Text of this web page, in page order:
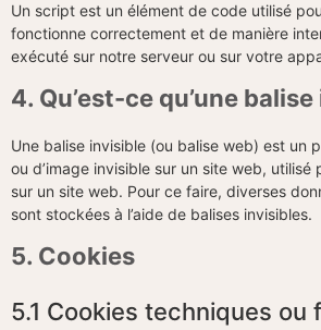
Un script est un élément de code utilisé
fonctionne correctement et de manière
exécuté sur notre serveur ou sur votre
4. Qu’est-ce qu’une
Une balise invisible (ou balise web) est un
ou d’image invisible sur un site web, utilisé
sur un site web. Pour ce faire, diverses
sont stockées à l’aide de balises invisibles.
5. Cookies
5.1 Cookies techniques ou